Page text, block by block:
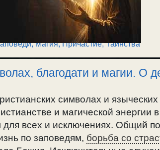
,Магия,Причастие,Таинства
благодати и магии. О
символах и
и магической энергии
всех и исключениях. Общий
по заповедям, борьба со